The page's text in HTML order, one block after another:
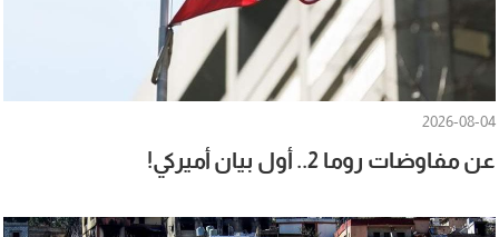
2026-08-04
عن مفاوضات روما 2.. أول بيان أميركي!